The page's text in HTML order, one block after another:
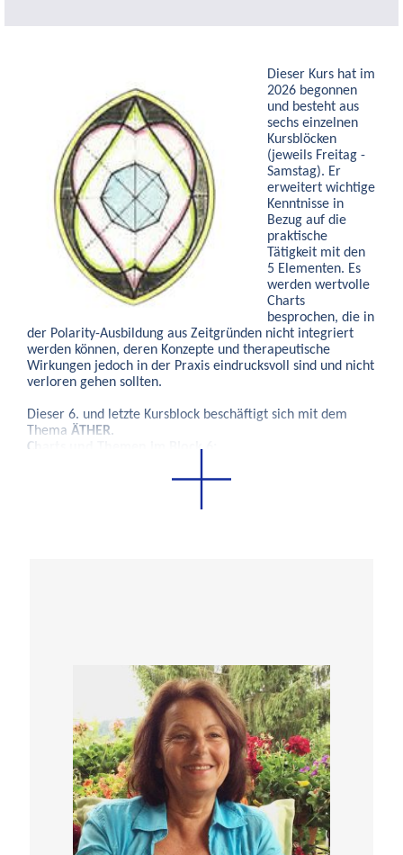
Dieser Kurs hat im
2026 begonnen
und besteht aus
sechs einzelnen
Kursblöcken
(jeweils Freitag -
Samstag). Er
erweitert wichtige
Kenntnisse in
Bezug auf die
praktische
Tätigkeit mit den
5 Elementen. Es
werden wertvolle
Charts
besprochen, die in
der Polarity-Ausbildung aus Zeitgründen nicht integriert
werden können, deren Konzepte und therapeutische
Wirkungen jedoch in der Praxis eindrucksvoll sind und nicht
verloren gehen sollten.
Dieser 6. und letzte Kursblock beschäftigt sich mit dem
ThemaÄTHER.
Charts und Themen im Block 6:
Die 5 Phasen im Prozessorienterten Polarity
Die Vitale Kreative Flamme und die Diamantseele –
Wirbelsäule dehnen und Rotation der Wirbelsäule
Körperarbeit zu "Dreh- und Angelpunkt"
Körperarbeiten für das Element Äther
Zusammenfassung aller wichtigen Arbeiten in der
Ätherphase in allen Säulen des Polarity Modells